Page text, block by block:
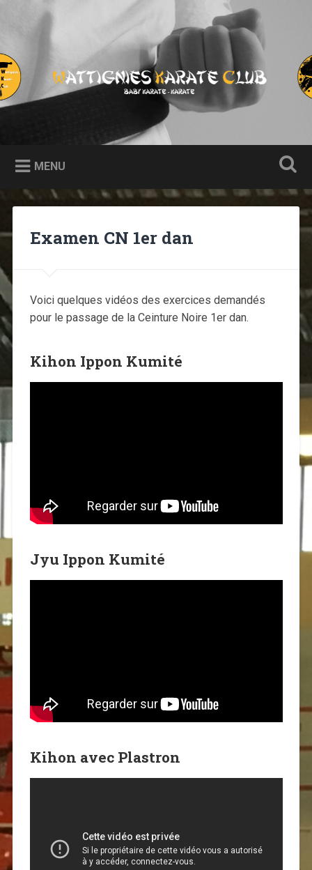
Wattignies Karaté Club
Site Officiel du Wattignies Karaté Club. Présentation,
coordonnées, tout sur le club.
MENU
Examen CN 1er dan
Voici quelques vidéos des exercices demandés
pour le passage de la Ceinture Noire 1er dan.
Kihon Ippon Kumité
Jyu Ippon Kumité
Kihon avec Plastron